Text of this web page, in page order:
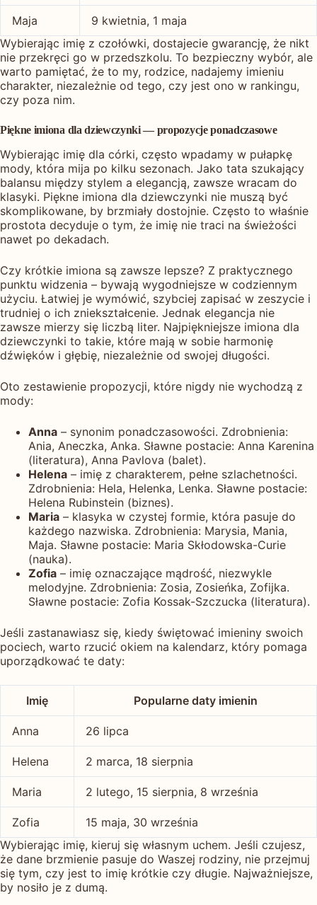
Maja
9 kwietnia, 1 maja
Wybierając imię z czołówki, dostajecie gwarancję, że nikt
nie przekręci go w przedszkolu. To bezpieczny wybór, ale
warto pamiętać, że to my, rodzice, nadajemy imieniu
charakter, niezależnie od tego, czy jest ono w rankingu,
czy poza nim.
Piękne imiona dla dziewczynki — propozycje ponadczasowe
Wybierając imię dla córki, często wpadamy w pułapkę
mody, która mija po kilku sezonach. Jako tata szukający
balansu między stylem a elegancją, zawsze wracam do
klasyki. Piękne imiona dla dziewczynki nie muszą być
skomplikowane, by brzmiały dostojnie. Często to właśnie
prostota decyduje o tym, że imię nie traci na świeżości
nawet po dekadach.
Czy krótkie imiona są zawsze lepsze? Z praktycznego
punktu widzenia – bywają wygodniejsze w codziennym
użyciu. Łatwiej je wymówić, szybciej zapisać w zeszycie i
trudniej o ich zniekształcenie. Jednak elegancja nie
zawsze mierzy się liczbą liter. Najpiękniejsze imiona dla
dziewczynki to takie, które mają w sobie harmonię
dźwięków i głębię, niezależnie od swojej długości.
Oto zestawienie propozycji, które nigdy nie wychodzą z
mody:
Anna – synonim ponadczasowości. Zdrobnienia:
Ania, Aneczka, Anka. Sławne postacie: Anna Karenina
(literatura), Anna Pavlova (balet).
Helena – imię z charakterem, pełne szlachetności.
Zdrobnienia: Hela, Helenka, Lenka. Sławne postacie:
Helena Rubinstein (biznes).
Maria – klasyka w czystej formie, która pasuje do
każdego nazwiska. Zdrobnienia: Marysia, Mania,
Maja. Sławne postacie: Maria Skłodowska-Curie
(nauka).
Zofia – imię oznaczające mądrość, niezwykle
melodyjne. Zdrobnienia: Zosia, Zosieńka, Zofijka.
Sławne postacie: Zofia Kossak-Szczucka (literatura).
Jeśli zastanawiasz się, kiedy świętować imieniny swoich
pociech, warto rzucić okiem na kalendarz, który pomaga
uporządkować te daty:
Imię Popularne daty imienin
Anna 26 lipca
Helena 2 marca, 18 sierpnia
Maria 2 lutego, 15 sierpnia, 8 września
Zofia
15 maja, 30 września
Wybierając imię, kieruj się własnym uchem. Jeśli czujesz,
że dane brzmienie pasuje do Waszej rodziny, nie przejmuj
się tym, czy jest to imię krótkie czy długie. Najważniejsze,
by nosiło je z dumą.